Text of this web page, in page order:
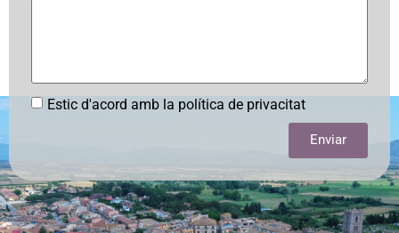
Estic d'acord amb la política de privacitat
Enviar